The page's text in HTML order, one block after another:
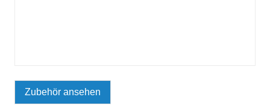
Zubehör ansehen